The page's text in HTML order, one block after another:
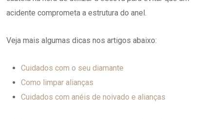
acidente comprometa a estrutura do anel.
Veja mais algumas dicas nos artigos abaixo:
Cuidados com o seu diamante
Como limpar alianças
Cuidados com anéis de noivado e alianças